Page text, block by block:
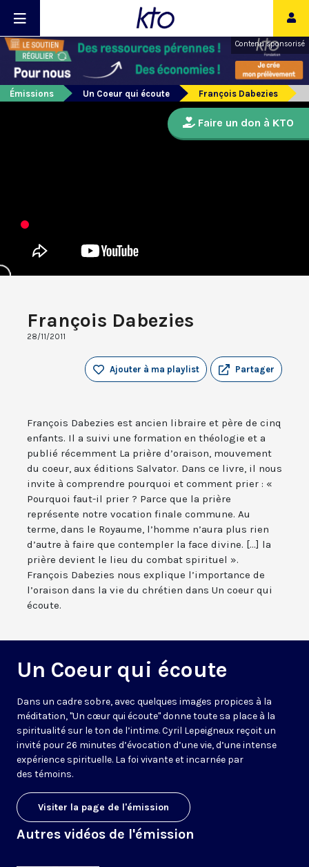
Contenu sponsorisé
Émissions Un Coeur qui écoute François Dabezies
François Dabezies
28/11/2011
Partager
Ajouter à ma playlist
François Dabezies est ancien libraire et père de cinq
enfants. Il a suivi une formation en théologie et a
publié récemment La prière d’oraison, mouvement
du coeur, aux éditions Salvator. Dans ce livre, il nous
invite à comprendre pourquoi et comment prier : «
Pourquoi faut-il prier ? Parce que la prière
représente notre vocation finale commune. Au
terme, dans le Royaume, l’homme n’aura plus rien
d’autre à faire que contempler la face divine. [...] la
prière devient le lieu du combat spirituel ».
François Dabezies nous explique l’importance de
l’oraison dans la vie du chrétien dans Un coeur qui
écoute.
Un Coeur qui écoute
Dans un cadre sobre, avec quelques images propices à la
méditation, "Un cœur qui écoute" donne toute sa place à la
spiritualité sur le ton de l’intime. Cyril Lepeigneux reçoit un
invité pour 26 minutes d’évocation d’une vie, d’une intense
expérience spirituelle. La foi vivante et incarnée par
des témoins.
Visiter la page de l'émission
Autres vidéos de l'émission
Faire un don à KTO